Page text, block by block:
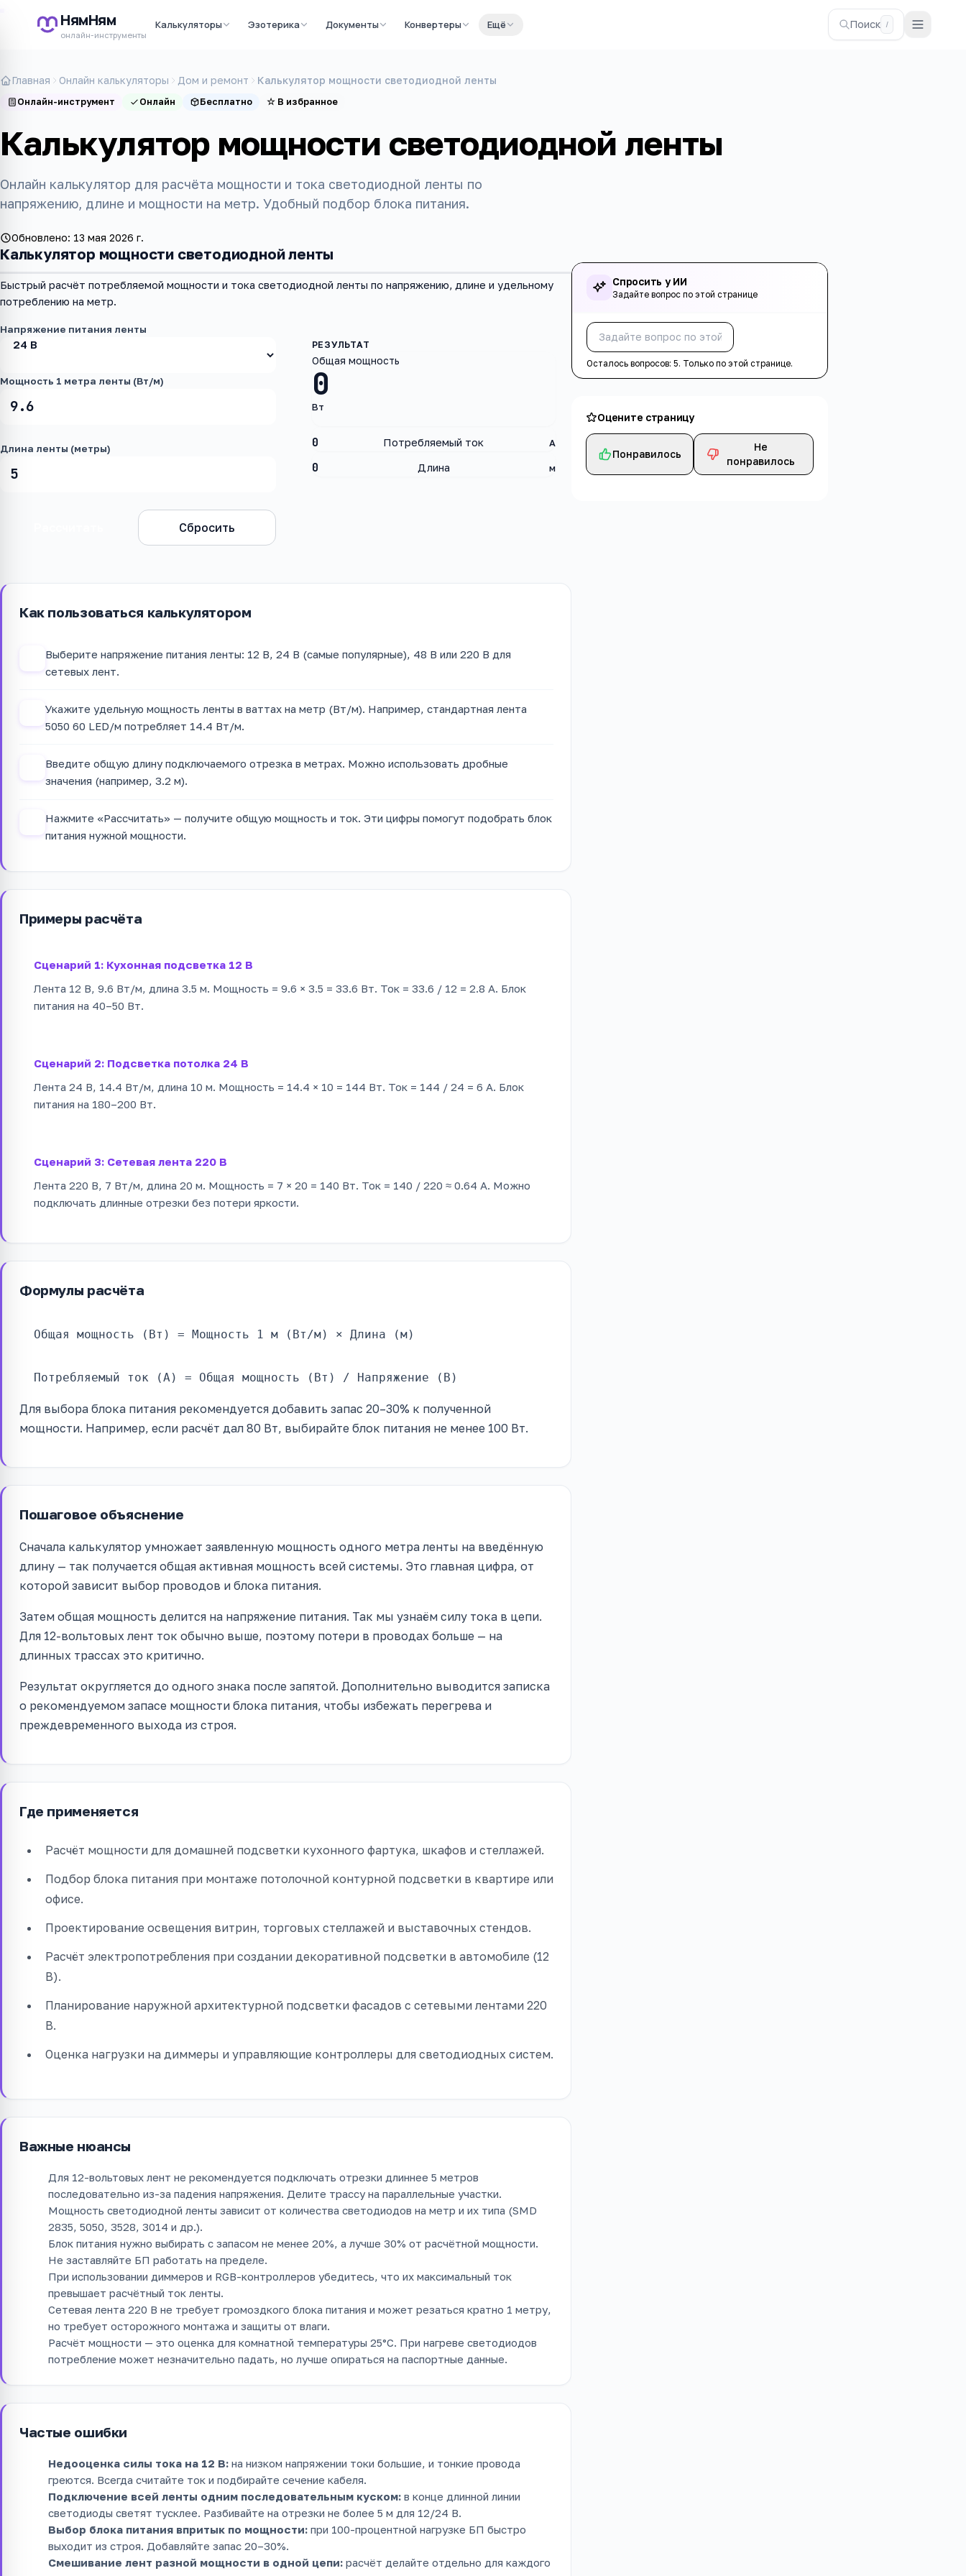
НямНям
онлайн-инструменты
Калькуляторы Эзотерика Документы Конвертеры Ещё Поиск /
Главная Онлайн калькуляторы Дом и ремонт Калькулятор мощности светодиодной ленты
Онлайн-инструмент Онлайн Бесплатно ☆ В избранное
Калькулятор мощности светодиодной ленты
Онлайн калькулятор для расчёта мощности и тока светодиодной ленты по
напряжению, длине и мощности на метр. Удобный подбор блока питания.
Обновлено: 13 мая 2026 г.
Калькулятор мощности светодиодной ленты
Быстрый расчёт потребляемой мощности и тока светодиодной ленты по напряжению, длине и удельному
потреблению на метр.
Напряжение питания ленты
Мощность 1 метра ленты (Вт/м)
Длина ленты (метры)
Сбросить
0
Общая мощность
Вт
0 Потребляемый ток А
0 Длина м
Как пользоваться калькулятором
Выберите напряжение питания ленты: 12 В, 24 В (самые популярные), 48 В или 220 В для
сетевых лент.
Укажите удельную мощность ленты в ваттах на метр (Вт/м). Например, стандартная лента
5050 60 LED/м потребляет 14.4 Вт/м.
Введите общую длину подключаемого отрезка в метрах. Можно использовать дробные
значения (например, 3.2 м).
Нажмите «Рассчитать» — получите общую мощность и ток. Эти цифры помогут подобрать блок
питания нужной мощности.
Примеры расчёта
Сценарий 1: Кухонная подсветка 12 В
Лента 12 В, 9.6 Вт/м, длина 3.5 м. Мощность = 9.6 × 3.5 = 33.6 Вт. Ток = 33.6 / 12 = 2.8 А. Блок
питания на 40–50 Вт.
Сценарий 2: Подсветка потолка 24 В
Лента 24 В, 14.4 Вт/м, длина 10 м. Мощность = 14.4 × 10 = 144 Вт. Ток = 144 / 24 = 6 А. Блок
питания на 180–200 Вт.
Сценарий 3: Сетевая лента 220 В
Лента 220 В, 7 Вт/м, длина 20 м. Мощность = 7 × 20 = 140 Вт. Ток = 140 / 220 ≈ 0.64 А. Можно
подключать длинные отрезки без потери яркости.
Формулы расчёта
Общая мощность (Вт) = Мощность 1 м (Вт/м) × Длина (м)
Потребляемый ток (А) = Общая мощность (Вт) / Напряжение (В)
Для выбора блока питания рекомендуется добавить запас 20–30% к полученной
мощности. Например, если расчёт дал 80 Вт, выбирайте блок питания не менее 100 Вт.
Пошаговое объяснение
Сначала калькулятор умножает заявленную мощность одного метра ленты на введённую
длину — так получается общая активная мощность всей системы. Это главная цифра, от
которой зависит выбор проводов и блока питания.
Затем общая мощность делится на напряжение питания. Так мы узнаём силу тока в цепи.
Для 12-вольтовых лент ток обычно выше, поэтому потери в проводах больше — на
длинных трассах это критично.
Результат округляется до одного знака после запятой. Дополнительно выводится записка
о рекомендуемом запасе мощности блока питания, чтобы избежать перегрева и
преждевременного выхода из строя.
Где применяется
Расчёт мощности для домашней подсветки кухонного фартука, шкафов и стеллажей.
Подбор блока питания при монтаже потолочной контурной подсветки в квартире или
офисе.
Проектирование освещения витрин, торговых стеллажей и выставочных стендов.
Расчёт электропотребления при создании декоративной подсветки в автомобиле (12
В).
Планирование наружной архитектурной подсветки фасадов с сетевыми лентами 220
В.
Оценка нагрузки на диммеры и управляющие контроллеры для светодиодных систем.
Важные нюансы
Для 12-вольтовых лент не рекомендуется подключать отрезки длиннее 5 метров
последовательно из-за падения напряжения. Делите трассу на параллельные участки.
Мощность светодиодной ленты зависит от количества светодиодов на метр и их типа (SMD
2835, 5050, 3528, 3014 и др.).
Блок питания нужно выбирать с запасом не менее 20%, а лучше 30% от расчётной мощности.
Не заставляйте БП работать на пределе.
При использовании диммеров и RGB-контроллеров убедитесь, что их максимальный ток
превышает расчётный ток ленты.
Сетевая лента 220 В не требует громоздкого блока питания и может резаться кратно 1 метру,
но требует осторожного монтажа и защиты от влаги.
Расчёт мощности — это оценка для комнатной температуры 25°C. При нагреве светодиодов
потребление может незначительно падать, но лучше опираться на паспортные данные.
Частые ошибки
Недооценка силы тока на 12 В: на низком напряжении токи большие, и тонкие провода
греются. Всегда считайте ток и подбирайте сечение кабеля.
Подключение всей ленты одним последовательным куском: в конце длинной линии
светодиоды светят тусклее. Разбивайте на отрезки не более 5 м для 12/24 В.
Выбор блока питания впритык по мощности: при 100-процентной нагрузке БП быстро
выходит из строя. Добавляйте запас 20–30%.
Смешивание лент разной мощности в одной цепи: расчёт делайте отдельно для каждого
Спросить у ИИ
Задайте вопрос по этой странице
Осталось вопросов:5. Только по этой странице.
Оцените страницу
Понравилось
Не
понравилось